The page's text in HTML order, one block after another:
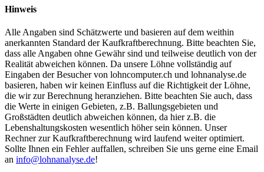
Hinweis
Alle Angaben sind Schätzwerte und basieren auf dem weithin
anerkannten Standard der Kaufkraftberechnung. Bitte beachten Sie,
dass alle Angaben ohne Gewähr sind und teilweise deutlich von der
Realität abweichen können. Da unsere Löhne vollständig auf
Eingaben der Besucher von lohncomputer.ch und lohnanalyse.de
basieren, haben wir keinen Einfluss auf die Richtigkeit der Löhne,
die wir zur Berechnung heranziehen. Bitte beachten Sie auch, dass
die Werte in einigen Gebieten, z.B. Ballungsgebieten und
Großstädten deutlich abweichen können, da hier z.B. die
Lebenshaltungskosten wesentlich höher sein können. Unser
Rechner zur Kaufkraftberechnung wird laufend weiter optimiert.
Sollte Ihnen ein Fehler auffallen, schreiben Sie uns gerne eine Email
an info@lohnanalyse.de!